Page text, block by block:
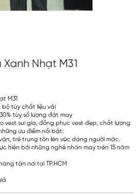
Nhạt M31
M31
bộ tùy chất liệu vải
tùy số lượng đặt may
vest sui gia, đồng phục vest đẹp, chất lượng
ưu điểm nổi bật:
trẻ trung tôn lên vóc dáng người mặc.
hiện bởi những nghệ nhân may trên 15 năm
tận nơi tại TP.HCM